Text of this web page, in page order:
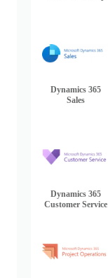
Dynamics 365
Sales
Dynamics 365
Customer Service